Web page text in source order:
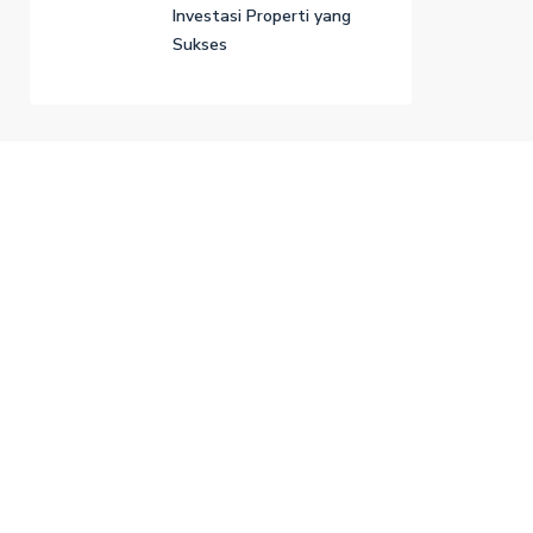
Investasi Properti yang
Sukses